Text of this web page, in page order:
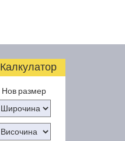
Калкулатор
Нов размер